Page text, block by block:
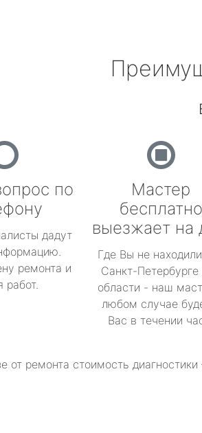
по
дадут
ремонта и
работ.
Мастер
бесплатно
выезжает на
Где Вы не
Санкт-Петербурге
области - наш
любом случае
Вас в течении
от ремонта стоимость диагностики